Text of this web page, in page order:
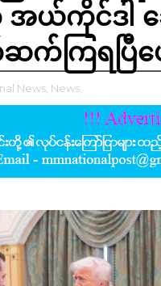
ကိုင်ဒါ ခ
ြရပြီပေ
News, News,